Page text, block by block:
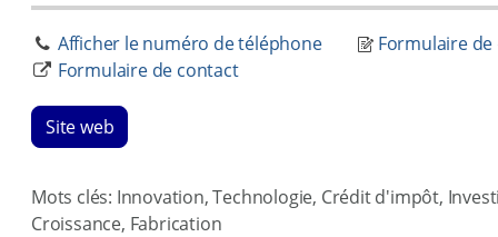
Afficher le numéro de téléphone
Formulaire de contact
Formulaire
Site web
Mots clés: Innovation, Technologie, Crédit d'impôt,
Croissance, Fabrication